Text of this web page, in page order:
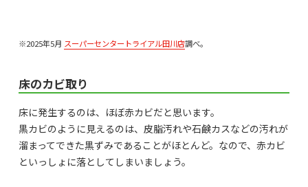
※2025年5月 スーパーセンタートライアル田川店調べ。
床のカビ取り
床に発生するのは、ほぼ赤カビだと思います。
黒カビのように見えるのは、皮脂汚れや石鹸カスなどの汚れが
溜まってできた黒ずみであることがほとんど。なので、赤カビ
といっしょに落としてしまいましょう。